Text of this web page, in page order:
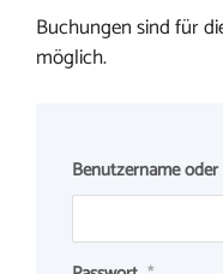
Buchungen sind für
möglich.
Benutzername